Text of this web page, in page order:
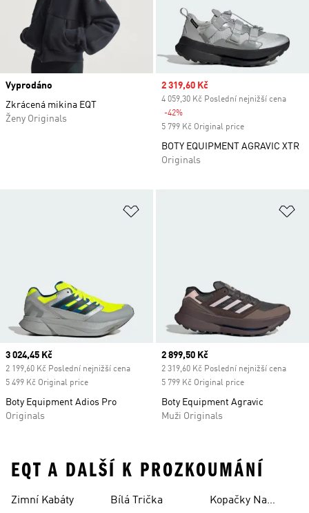
Vyprodáno
Zkrácená mikina EQT
Ženy Originals
Sale price
2 319,60 Kč
4 059,30 Kč Poslední nejnižší cena
-42%
5 799 Kč Original price
BOTY EQUIPMENT AGRAVIC XTR
Originals
Current price
3 024,45 Kč
2 199,60 Kč Poslední nejnižší cena
5 499 Kč Original price
Boty Equipment Adios Pro
Originals
Current price
2 899,50 Kč
2 319,60 Kč Poslední nejnižší cena
5 799 Kč Original price
Boty Equipment Agravic
Muži Originals
EQT A DALŠÍ K PROZKOUMÁNÍ
Zimní Kabáty Bílá Trička
Kopačky Na